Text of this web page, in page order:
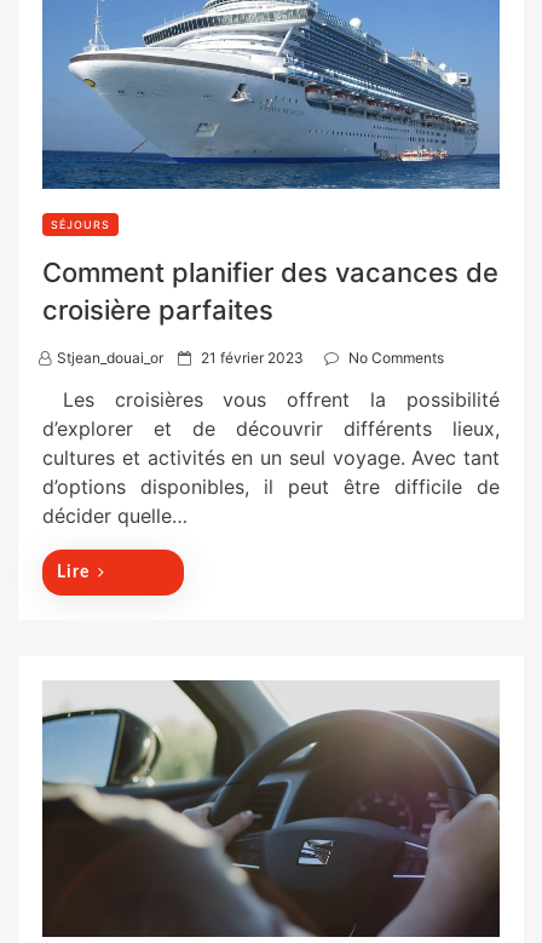
SÉJOURS
Comment planifier des vacances de
croisière parfaites
Stjean_douai_or
P 21 février 2023 No Comments
Les croisières vous offrent la possibilité
d’explorer et de découvrir différents lieux,
cultures et activités en un seul voyage. Avec tant
d’options disponibles, il peut être difficile de
décider quelle…
Lire